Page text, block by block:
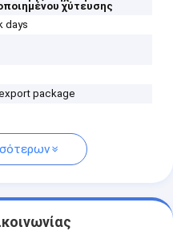
χύτευσης
days
package